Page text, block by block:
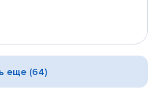
еще (64)